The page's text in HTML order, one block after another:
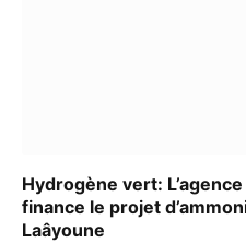
Hydrogène vert:
finance le projet
Laâyoune